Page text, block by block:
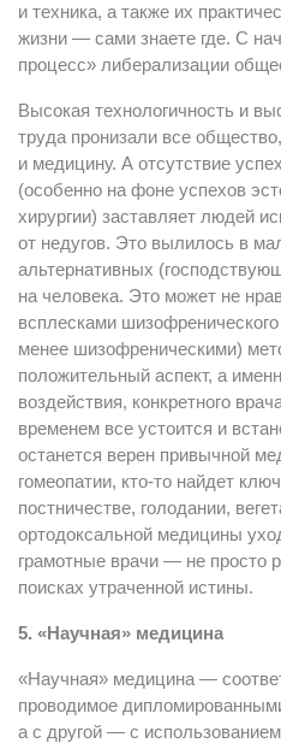
и техника, а также их
жизни — сами знаете где. С
процесс» либерализации
Высокая технологичность и
труда пронизали все
и медицину. А отсутствие
(особенно на фоне успехов
хирургии) заставляет людей
от недугов. Это вылилось в
альтернативных
на человека. Это может не
всплесками
менее шизофреническими)
положительный аспект, а
воздействия, конкретного
временем все устоится и
останется верен привычной
гомеопатии, кто-то найдет
постничестве, голодании,
ортодоксальной медицины
грамотные врачи — не просто
поисках утраченной истины.
5. «Научная» медицина
«Научная» медицина —
проводимое
а с другой — с